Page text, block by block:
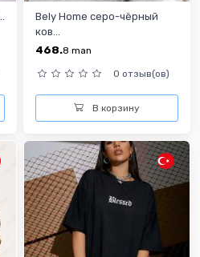
Bely Home серо-чёрный
ков...
468.8 man
0 отзыв(ов)
В корзину